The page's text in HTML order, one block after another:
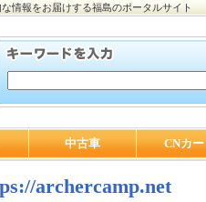
情報をお届けする福島のポータルサイト
中古車 CNカ
archercamp.net